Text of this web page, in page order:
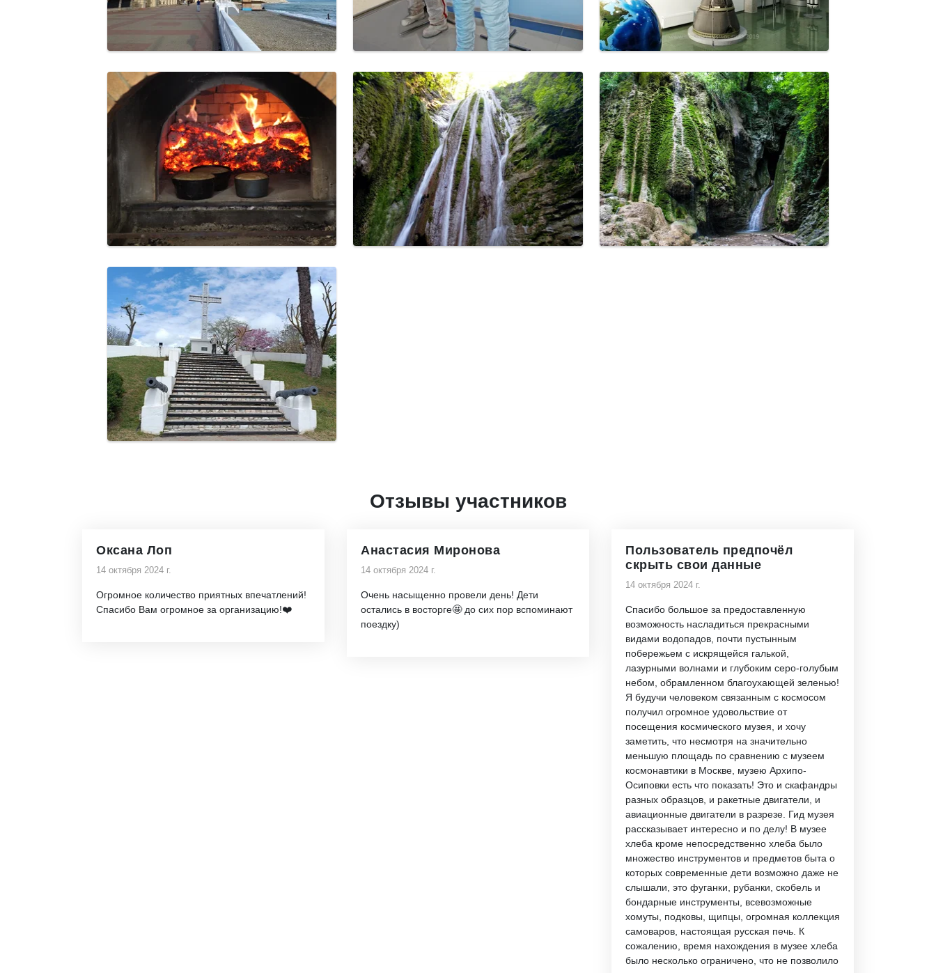
Отзывы участников
Оксана Лоп
14 октября 2024 г.
Огромное количество приятных впечатлений!
Спасибо Вам огромное за организацию!❤️
Анастасия Миронова
14 октября 2024 г.
Очень насыщенно провели день! Дети
остались в восторге🤩 до сих пор вспоминают
поездку)
Пользователь предпочёл
скрыть свои данные
14 октября 2024 г.
Спасибо большое за предоставленную
возможность насладиться прекрасными
видами водопадов, почти пустынным
побережьем с искрящейся галькой,
лазурными волнами и глубоким серо-голубым
небом, обрамленном благоухающей зеленью!
Я будучи человеком связанным с космосом
получил огромное удовольствие от
посещения космического музея, и хочу
заметить, что несмотря на значительно
меньшую площадь по сравнению с музеем
космонавтики в Москве, музею Архипо-
Осиповки есть что показать! Это и скафандры
разных образцов, и ракетные двигатели, и
авиационные двигатели в разрезе. Гид музея
рассказывает интересно и по делу! В музее
хлеба кроме непосредственно хлеба было
множество инструментов и предметов быта о
которых современные дети возможно даже не
слышали, это фуганки, рубанки, скобель и
бондарные инструменты, всевозможные
хомуты, подковы, щипцы, огромная коллекция
самоваров, настоящая русская печь. К
сожалению, время нахождения в музее хлеба
было несколько ограничено, что не позволило